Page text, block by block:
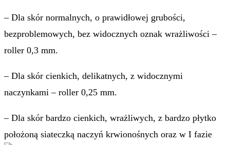
– Dla skór normalnych, o prawidłowej grubości,
bezproblemowych, bez widocznych oznak wrażliwości –
roller 0,3 mm.
– Dla skór cienkich, delikatnych, z widocznymi
naczynkami – roller 0,25 mm.
– Dla skór bardzo cienkich, wrażliwych, z bardzo płytko
położoną siateczką naczyń krwionośnych oraz w I fazie